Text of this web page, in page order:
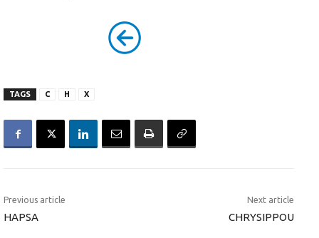
TAGS C H X
Previous article
HAPSA
Next article
CHRYSIPPOU